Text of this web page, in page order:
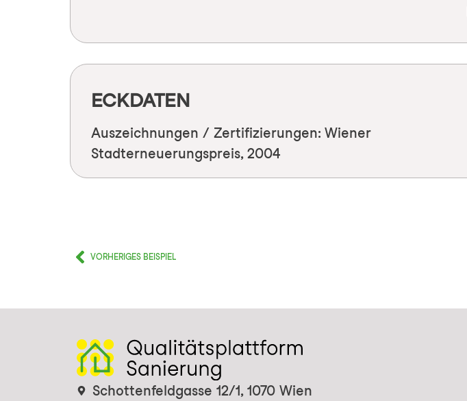
ECKDATEN
Auszeichnungen / Zertifizierungen: Wiener
Stadterneuerungspreis, 2004
VORHERIGES BEISPIEL
Schottenfeldgasse 12/1, 1070 Wien